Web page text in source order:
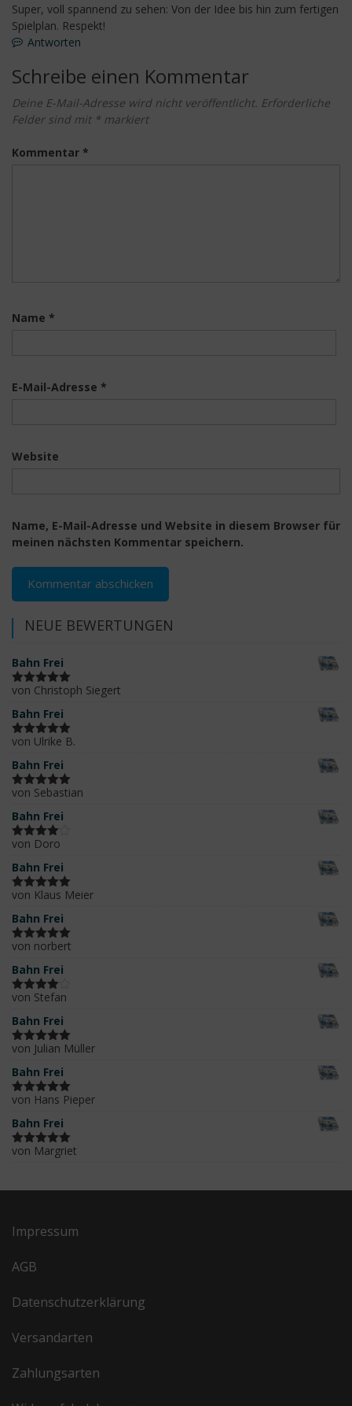
Super, voll spannend zu sehen: Von der Idee bis hin zum fertigen
Spielplan. Respekt!
Antworten
Schreibe einen Kommentar
Deine E-Mail-Adresse wird nicht veröffentlicht. Erforderliche
Felder sind mit * markiert
Kommentar *
Name *
E-Mail-Adresse *
Website
Name, E-Mail-Adresse und Website in diesem Browser für
meinen nächsten Kommentar speichern.
NEUE BEWERTUNGEN
Bahn Frei
Bewertet
von Christoph Siegert
Bahn Frei
Bewertet
von Ulrike B.
Bahn Frei
Bewertet
von Sebastian
Bahn Frei
Bewertet
von 5
von Doro
Bahn Frei
Bewertet
von Klaus Meier
Bahn Frei
Bewertet
von norbert
Bahn Frei
Bewertet
von 5
von Stefan
Bahn Frei
Bewertet
von Julian Müller
Bahn Frei
Bewertet
von Hans Pieper
Bahn Frei
Bewertet
von Margriet
Impressum
AGB
Datenschutzerklärung
Versandarten
Zahlungsarten